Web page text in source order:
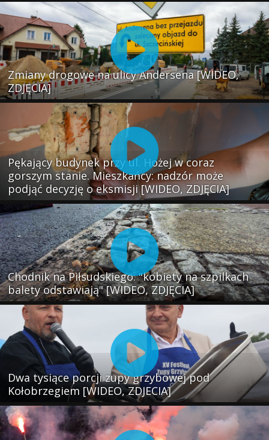
Zmiany drogowe na ulicy Andersena [WIDEO,
ZDJĘCIA]
Pękający budynek przy ul. Hożej w coraz
gorszym stanie. Mieszkańcy: nadzór może
podjąć decyzję o eksmisji [WIDEO, ZDJĘCIA]
Chodnik na Piłsudskiego: "kobiety na szpilkach
balety odstawiają" [WIDEO, ZDJĘCIA]
Dwa tysiące porcji zupy grzybowej pod
Kołobrzegiem [WIDEO, ZDJECIA]